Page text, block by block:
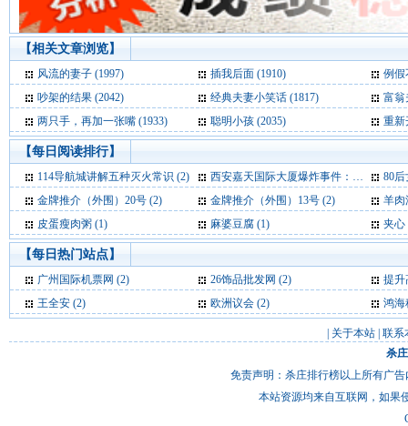
【相关文章浏览】
风流的妻子 (1997) 插我后面 (1910)
例假
吵架的结果 (2042)
经典夫妻小笑话 (1817)
富翁
两只手，再加一张嘴 (1933)
聪明小孩 (2035) 重新
【每日阅读排行】
114导航城讲解五种灭火常识 (2) 西安嘉天国际大厦爆炸事件：基本确定为液化气爆炸 (2)
80后女
金牌推介（外围）20号 (2)
金牌推介（外围）13号 (2)
羊肉
皮蛋瘦肉粥 (1)
麻婆豆腐 (1) 夹心
【每日热门站点】
广州国际机票网 (2) 26饰品批发网 (2)
提升
王全安 (2) 欧洲议会 (2) 鸿海
关于本站 联系
杀
免责声明：杀庄排行榜以上所有广
本站资源均来自互联网，如果